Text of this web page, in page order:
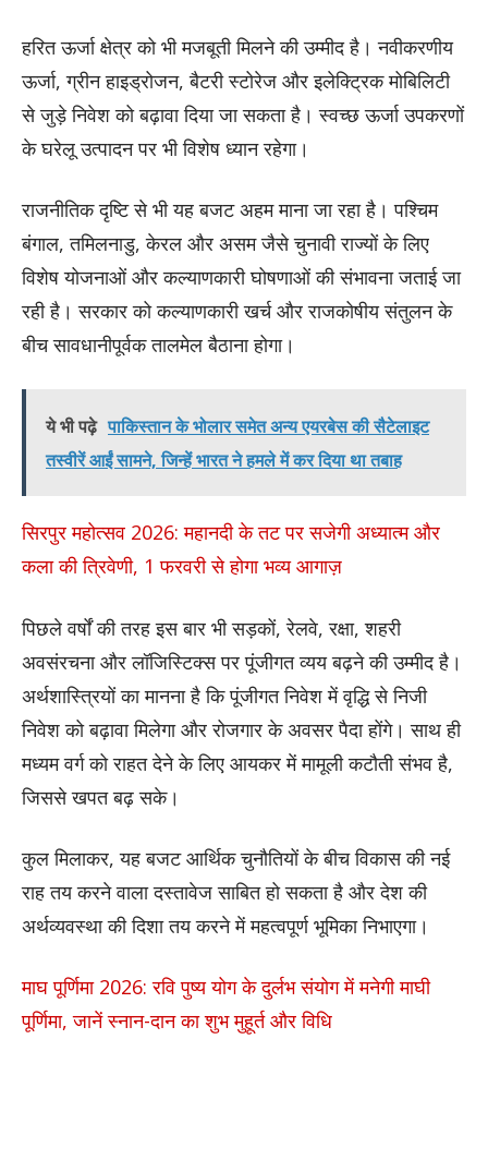
हरित ऊर्जा क्षेत्र को भी मजबूती मिलने की उम्मीद है। नवीकरणीय
ऊर्जा, ग्रीन हाइड्रोजन, बैटरी स्टोरेज और इलेक्ट्रिक मोबिलिटी
से जुड़े निवेश को बढ़ावा दिया जा सकता है। स्वच्छ ऊर्जा उपकरणों
के घरेलू उत्पादन पर भी विशेष ध्यान रहेगा।
राजनीतिक दृष्टि से भी यह बजट अहम माना जा रहा है। पश्चिम
बंगाल, तमिलनाडु, केरल और असम जैसे चुनावी राज्यों के लिए
विशेष योजनाओं और कल्याणकारी घोषणाओं की संभावना जताई जा
रही है। सरकार को कल्याणकारी खर्च और राजकोषीय संतुलन के
बीच सावधानीपूर्वक तालमेल बैठाना होगा।
ये भी पढ़े पाकिस्तान के भोलार समेत अन्य एयरबेस की सैटेलाइट
तस्वीरें आईं सामने, जिन्हें भारत ने हमले में कर दिया था तबाह
सिरपुर महोत्सव 2026: महानदी के तट पर सजेगी अध्यात्म और
कला की त्रिवेणी, 1 फरवरी से होगा भव्य आगाज़
पिछले वर्षों की तरह इस बार भी सड़कों, रेलवे, रक्षा, शहरी
अवसंरचना और लॉजिस्टिक्स पर पूंजीगत व्यय बढ़ने की उम्मीद है।
अर्थशास्त्रियों का मानना है कि पूंजीगत निवेश में वृद्धि से निजी
निवेश को बढ़ावा मिलेगा और रोजगार के अवसर पैदा होंगे। साथ ही
मध्यम वर्ग को राहत देने के लिए आयकर में मामूली कटौती संभव है,
जिससे खपत बढ़ सके।
कुल मिलाकर, यह बजट आर्थिक चुनौतियों के बीच विकास की नई
राह तय करने वाला दस्तावेज साबित हो सकता है और देश की
अर्थव्यवस्था की दिशा तय करने में महत्वपूर्ण भूमिका निभाएगा।
माघ पूर्णिमा 2026: रवि पुष्य योग के दुर्लभ संयोग में मनेगी माघी
पूर्णिमा, जानें स्नान-दान का शुभ मुहूर्त और विधि